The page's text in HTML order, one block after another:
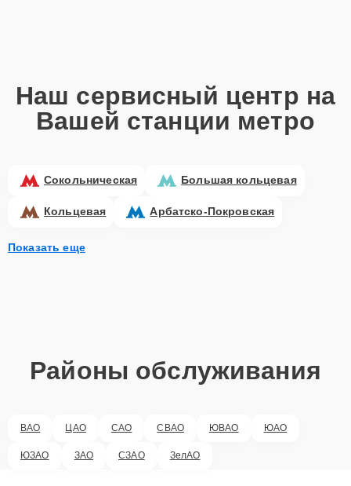
Наш сервисный центр на
Вашей станции метро
Сокольническая Большая кольцевая
Кольцевая Арбатско-Покровская
Показать еще
Районы обслуживания
ВАО ЦАО САО СВАО ЮВАО ЮАО
ЮЗАО ЗАО СЗАО ЗелАО